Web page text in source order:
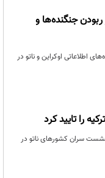
جنگنده‌ها و
اطلاعاتی اوکراین و ناتو در
سران کشورهای ناتو در